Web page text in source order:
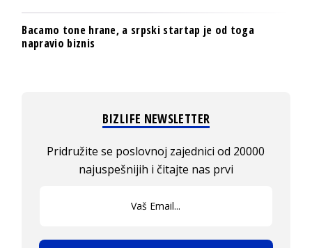
Bacamo tone hrane, a srpski startap je od toga
napravio biznis
BIZLIFE NEWSLETTER
Pridružite se poslovnoj zajednici od 20000
najuspešnijih i čitajte nas prvi